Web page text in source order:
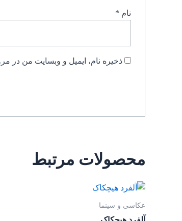
نام *
ذخیره نام، ایمیل و وبسایت من در
محصولات مرتبط
عکاسی و سینما